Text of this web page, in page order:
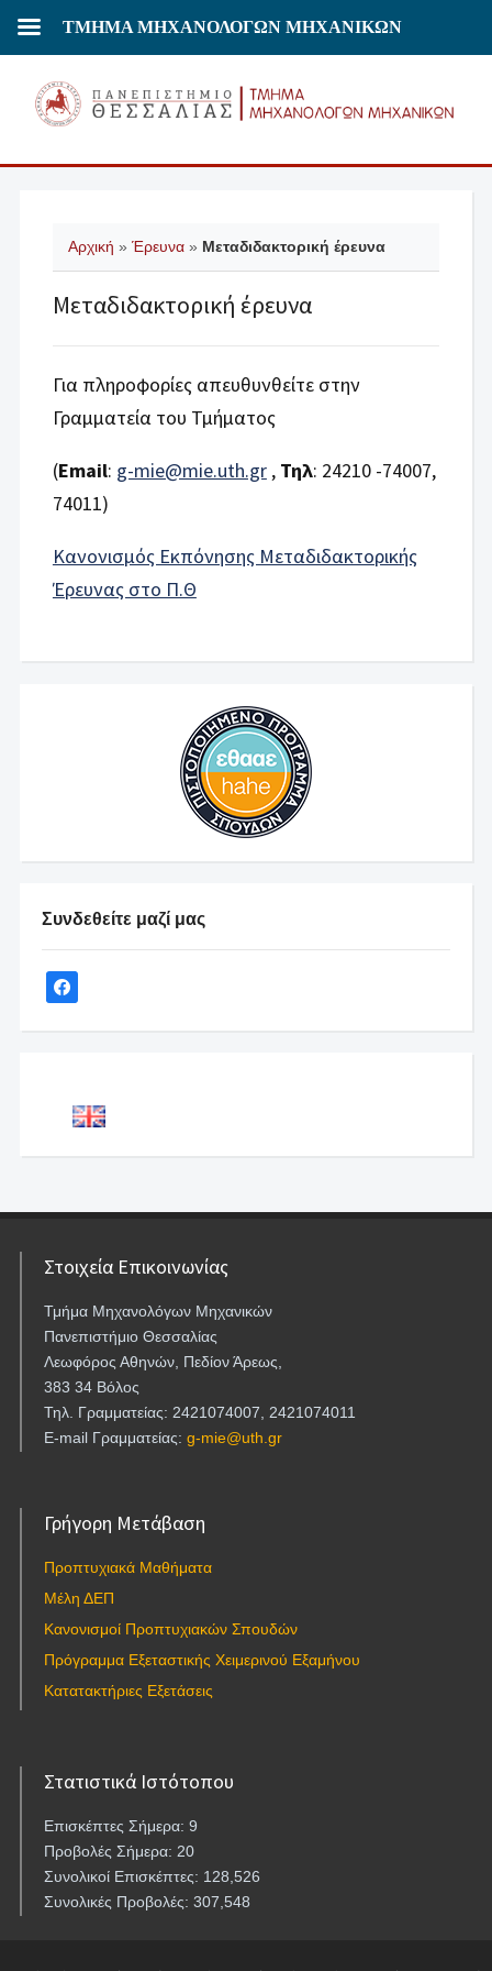
Συνδεθείτε μαζί μας
Αρχική » Έρευνα» Μεταδιδακτορική έρευνα
Μεταδιδακτορική έρευνα
Για πληροφορίες απευθυνθείτε στην
Γραμματεία του Τμήματος
(Εmail: g-mie@mie.uth.gr, Τηλ: 24210 -74007,
74011)
Κανονισμός Εκπόνησης Μεταδιδακτορικής
Έρευνας στο Π.Θ
Στοιχεία Επικοινωνίας
Τμήμα Μηχανολόγων Μηχανικών
Πανεπιστήμιο Θεσσαλίας
Λεωφόρος Αθηνών, Πεδίον Άρεως,
383 34 Βόλος
Τηλ. Γραμματείας: 2421074007, 2421074011
E-mail Γραμματείας: g-mie@uth.gr
Γρήγορη Μετάβαση
Προπτυχιακά Μαθήματα
Μέλη ΔΕΠ
Κανονισμοί Προπτυχιακών Σπουδών
Πρόγραμμα Εξεταστικής Χειμερινού Εξαμήνου
Κατατακτήριες Εξετάσεις
Στατιστικά Ιστότοπου
Επισκέπτες Σήμερα: 9
Προβολές Σήμερα: 20
Συνολικοί Επισκέπτες: 128,526
Συνολικές Προβολές: 307,548
ΤΜΗΜΑ ΜΗΧΑΝΟΛΟΓΩΝ ΜΗΧΑΝΙΚΩΝ